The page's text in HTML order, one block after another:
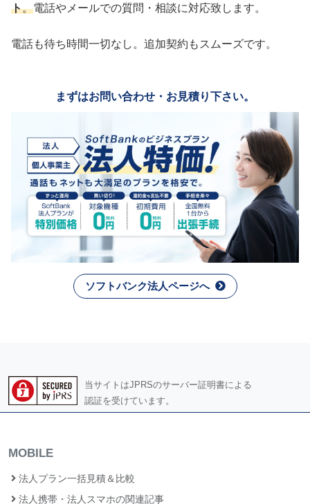
ト。電話やメールでの質問・相談に対応致します。
電話も待ち時間一切なし。追加契約もスムーズです。
まずはお問い合わせ・お見積り下さい。
ソフトバンク法人ページへ
当サイトはJPRSのサーバー証明書による
認証を受けています。
MOBILE
法人プラン一括見積＆比較
法人携帯・法人スマホの関連記事